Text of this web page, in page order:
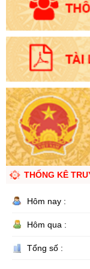
THỐNG KÊ
Hôm nay :
Hôm qua :
Tổng số :